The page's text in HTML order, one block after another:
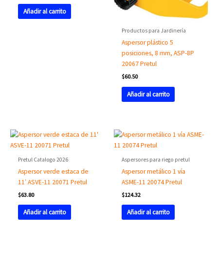
Añadir al carrito
Productos para Jardinería
Aspersor plástico 5
posiciones, 8 mm, ASP-8P
20067 Pretul
$60.50
Añadir al carrito
Pretul Catalogo 2026
Aspersor verde estaca de
11′ ASVE-11 20071 Pretul
$63.80
Añadir al carrito
Aspersores para riego pretul
Aspersor metálico 1 vía
ASME-11 20074 Pretul
$124.32
Añadir al carrito